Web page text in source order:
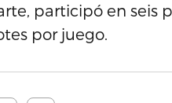
participó en
por juego.